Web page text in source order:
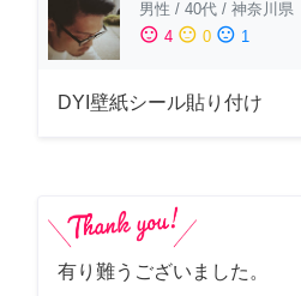
男性 / 40代 / 神奈川県
sentiment_satisfied 4 sentiment_neutral 0 sentiment_dissatisfied 1
DYI壁紙シール貼り付け
有り難うございました。